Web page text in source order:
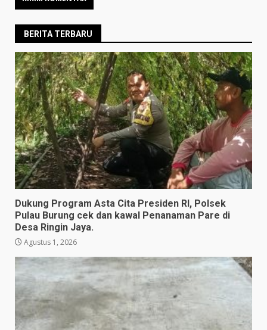
BERITA TERBARU
Dukung Program Asta Cita Presiden RI, Polsek
Pulau Burung cek dan kawal Penanaman Pare di
Desa Ringin Jaya.
Agustus 1, 2026